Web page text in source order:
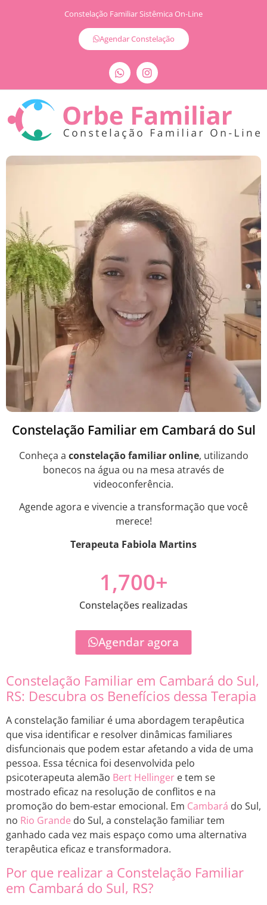
Constelação Familiar Sistêmica On-Line
Agendar Constelação
Constelação Familiar em Cambará do Sul
Conheça a constelação familiar online, utilizando
bonecos na água ou na mesa através de
videoconferência.
Agende agora e vivencie a transformação que você
merece!
Terapeuta Fabiola Martins
Constelações realizadas
1,700+
Agendar agora
Constelação Familiar em Cambará do Sul,
RS: Descubra os Benefícios dessa Terapia
A constelação familiar é uma abordagem terapêutica
que visa identificar e resolver dinâmicas familiares
disfuncionais que podem estar afetando a vida de uma
pessoa. Essa técnica foi desenvolvida pelo
psicoterapeuta alemão Bert Hellinger e tem se
mostrado eficaz na resolução de conflitos e na
promoção do bem-estar emocional. Em Cambará do Sul,
no Rio Grande do Sul, a constelação familiar tem
ganhado cada vez mais espaço como uma alternativa
terapêutica eficaz e transformadora.
Por que realizar a Constelação Familiar
em Cambará do Sul, RS?